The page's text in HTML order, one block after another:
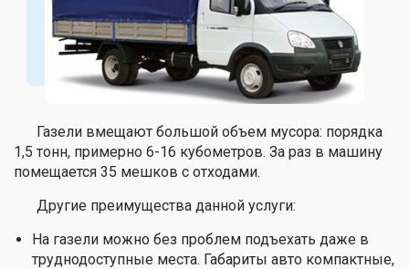
Газели вмещают большой объем мусора: порядка
1,5 тонн, примерно 6-16 кубометров. За раз в машину
помещается 35 мешков с отходами.
Другие преимущества данной услуги:
На газели можно без проблем подъехать даже в
труднодоступные места. Габариты авто компактные,